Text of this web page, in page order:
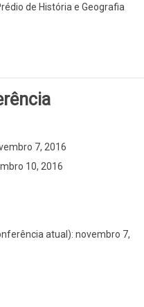
de História e Geografia
7, 2016
10, 2016
atual): novembro 7,